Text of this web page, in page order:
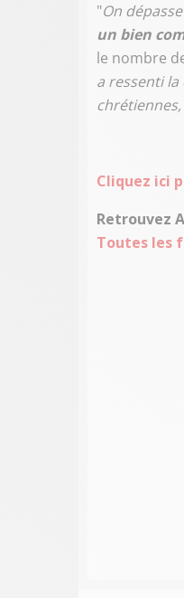
"On
un bien
le nombre
a ressenti
Cliquez ici
Retrouvez
Toutes les